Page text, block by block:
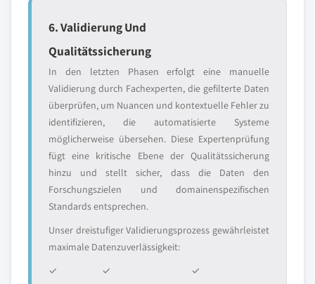
6. Validierung Und
Qualitätssicherung
In den letzten Phasen erfolgt eine manuelle
Validierung durch Fachexperten, die gefilterte Daten
überprüfen, um Nuancen und kontextuelle Fehler zu
identifizieren, die automatisierte Systeme
möglicherweise übersehen. Diese Expertenprüfung
fügt eine kritische Ebene der Qualitätssicherung
hinzu und stellt sicher, dass die Daten den
Forschungszielen und domainenspezifischen
Standards entsprechen.
Unser dreistufiger Validierungsprozess gewährleistet
maximale Datenzuverlässigkeit:
✓
✓
✓